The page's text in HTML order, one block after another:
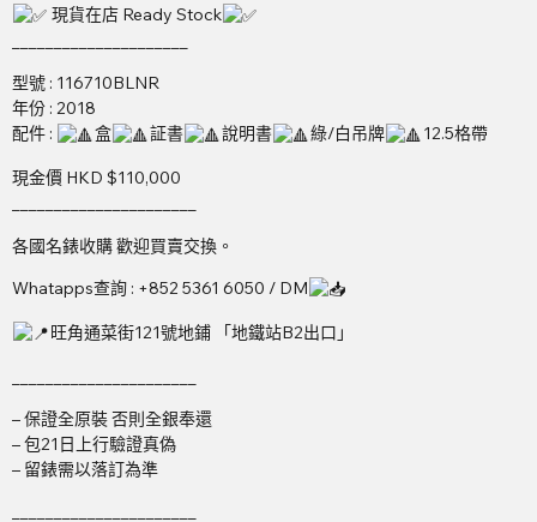
現貨在店 Ready Stock
型號 : 116710BLNR
年份 : 2018
配件 :
盒 証書 說明書 綠/白吊牌 12.5格帶
現金價 HKD $110,000
各國名錶收購 歡迎買賣交換。
Whatapps查詢 : +852 5361 6050 / DM
旺角通菜街121號地鋪 「地鐵站B2出口」
– 保證全原裝 否則全銀奉還
– 包21日上行驗證真偽
– 留錶需以落訂為準